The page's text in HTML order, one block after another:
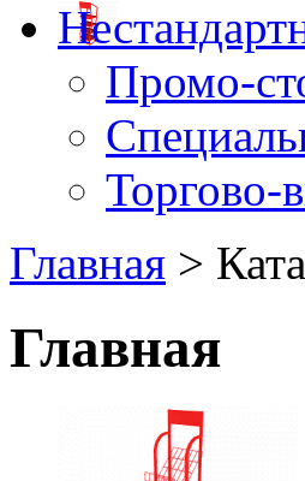
Промо-
Торгово-
Главная >
Главная